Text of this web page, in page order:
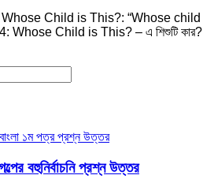
Child is This?: “Whose
Whose Child is This? – এ শিশুটি
বহুনির্বাচনি প্রশ্ন উত্তর